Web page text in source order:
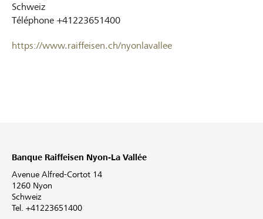
Schweiz
Téléphone +41223651400
https://www.raiffeisen.ch/nyonlavallee
Banque Raiffeisen Nyon-La Vallée
Avenue Alfred-Cortot 14
1260 Nyon
Schweiz
Tel. +41223651400